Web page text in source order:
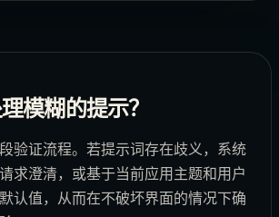
模糊的提示？
验证流程。若提示词存在歧义，系统
求澄清，或基于当前应用主题和用户
认值，从而在不破坏界面的情况下确